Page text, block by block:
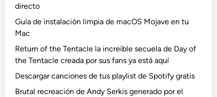
directo
Guía de instalación limpia de macOS Mojave en tu
Mac
Return of the Tentacle la increíble secuela de Day of
the Tentacle creada por sus fans ya está aquí
Descargar canciones de tus playlist de Spotify gratis
Brutal recreación de Andy Serkis generado por el